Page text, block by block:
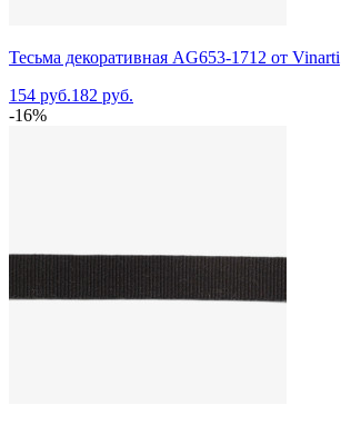
Тесьма декоративная AG653-1712 от Vinarti
154 руб.182 руб.
-16%